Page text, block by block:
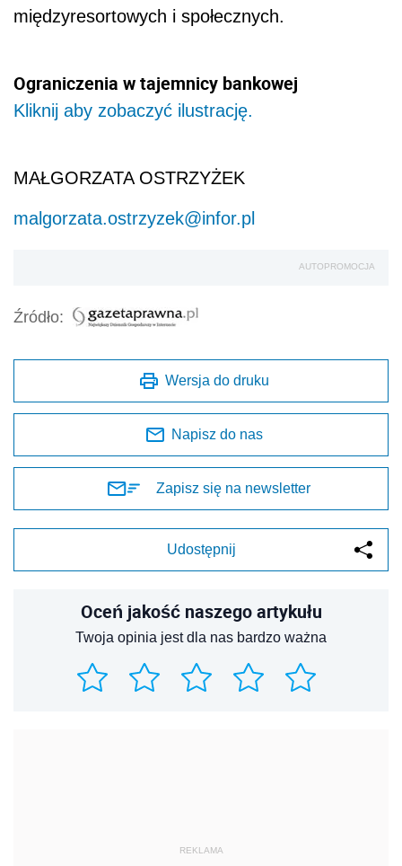
międzyresortowych i społecznych.
Ograniczenia w tajemnicy bankowej
Kliknij aby zobaczyć ilustrację.
MAŁGORZATA OSTRZYŻEK
malgorzata.ostrzyzek@infor.pl
AUTOPROMOCJA
Źródło:
Wersja do druku
Napisz do nas
Zapisz się na newsletter
Udostępnij
Oceń jakość naszego artykułu
Twoja opinia jest dla nas bardzo ważna
REKLAMA